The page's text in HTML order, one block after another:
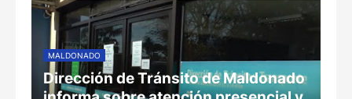
MALDONADO
Dirección de Tránsito de Maldonado